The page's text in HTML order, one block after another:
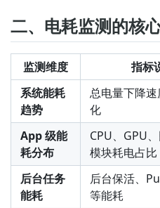
二、电耗监测的核
监测维度 指标
系统能耗
趋势
总电量下降
化
App 级能
耗分布
CPU、GPU
模块耗电占比
后台任务
能耗
后台保活、
等能耗